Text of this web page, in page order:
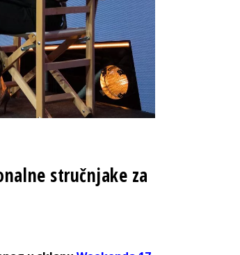
stručnjake za